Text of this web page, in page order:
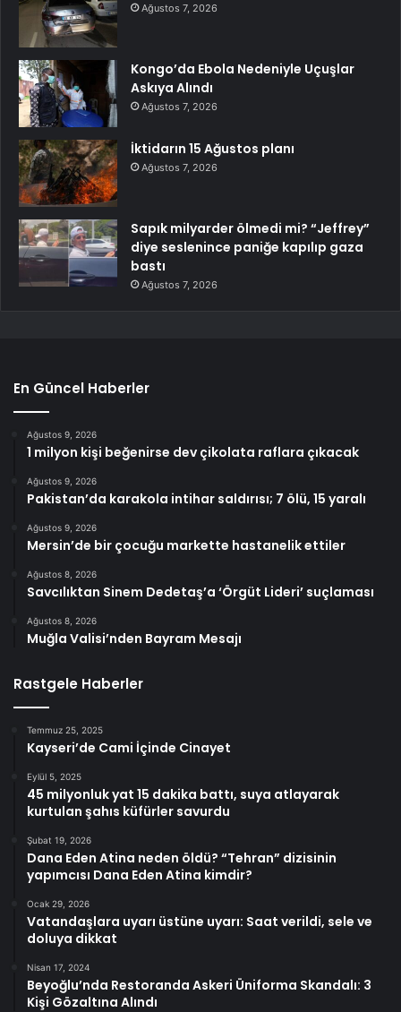
Ağustos 7, 2026
Kongo’da Ebola Nedeniyle Uçuşlar
Askıya Alındı
Ağustos 7, 2026
İktidarın 15 Ağustos planı
Ağustos 7, 2026
Sapık milyarder ölmedi mi? “Jeffrey”
diye seslenince paniğe kapılıp gaza
bastı
Ağustos 7, 2026
En Güncel Haberler
Ağustos 9, 2026
1 milyon kişi beğenirse dev çikolata raflara çıkacak
Ağustos 9, 2026
Pakistan’da karakola intihar saldırısı; 7 ölü, 15 yaralı
Ağustos 9, 2026
Mersin’de bir çocuğu markette hastanelik ettiler
Ağustos 8, 2026
Savcılıktan Sinem Dedetaş’a ‘Örgüt Lideri’ suçlaması
Ağustos 8, 2026
Muğla Valisi’nden Bayram Mesajı
Rastgele Haberler
Temmuz 25, 2025
Kayseri’de Cami İçinde Cinayet
Eylül 5, 2025
45 milyonluk yat 15 dakika battı, suya atlayarak
kurtulan şahıs küfürler savurdu
Şubat 19, 2026
Dana Eden Atina neden öldü? “Tehran” dizisinin
yapımcısı Dana Eden Atina kimdir?
Ocak 29, 2026
Vatandaşlara uyarı üstüne uyarı: Saat verildi, sele ve
doluya dikkat
Nisan 17, 2024
Beyoğlu’nda Restoranda Askeri Üniforma Skandalı: 3
Kişi Gözaltına Alındı